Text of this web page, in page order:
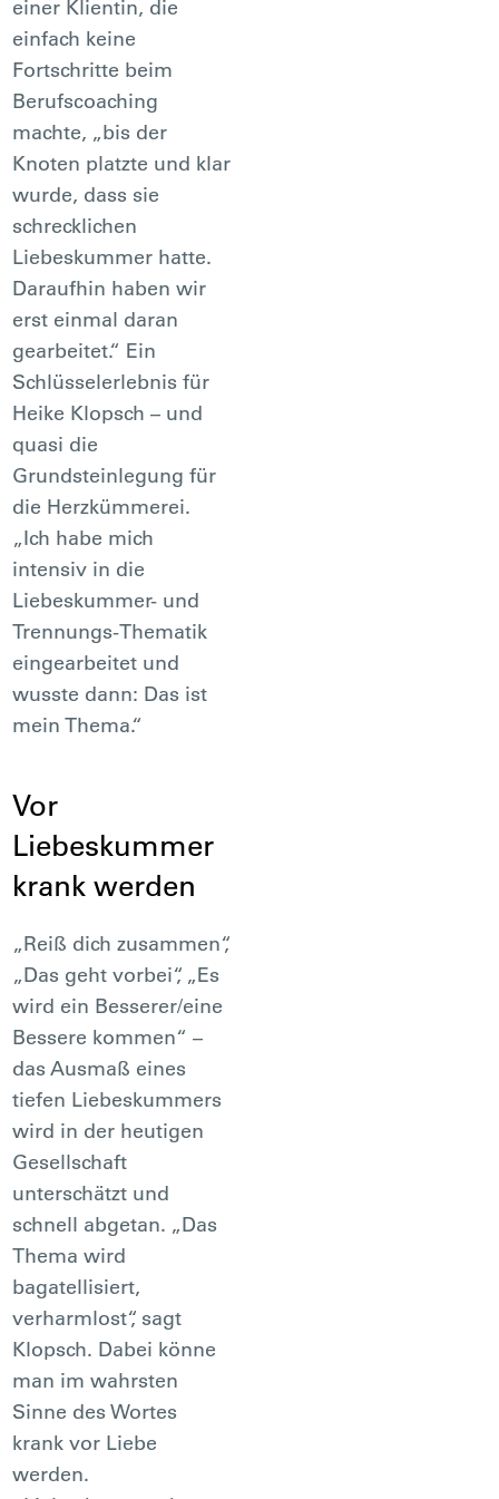
einer Klientin, die
einfach keine
Fortschritte beim
Berufscoaching
machte, „bis der
Knoten platzte und klar
wurde, dass sie
schrecklichen
Liebeskummer hatte.
Daraufhin haben wir
erst einmal daran
gearbeitet.“ Ein
Schlüsselerlebnis für
Heike Klopsch – und
quasi die
Grundsteinlegung für
die Herzkümmerei.
„Ich habe mich
intensiv in die
Liebeskummer- und
Trennungs-Thematik
eingearbeitet und
wusste dann: Das ist
mein Thema.“
Vor
Liebeskummer
krank werden
„Reiß dich zusammen“,
„Das geht vorbei“, „Es
wird ein Besserer/eine
Bessere kommen“ –
das Ausmaß eines
tiefen Liebeskummers
wird in der heutigen
Gesellschaft
unterschätzt und
schnell abgetan. „Das
Thema wird
bagatellisiert,
verharmlost“, sagt
Klopsch. Dabei könne
man im wahrsten
Sinne des Wortes
krank vor Liebe
werden.